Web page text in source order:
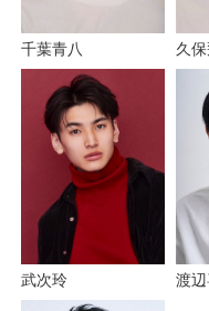
千葉青八 久
武次玲 渡